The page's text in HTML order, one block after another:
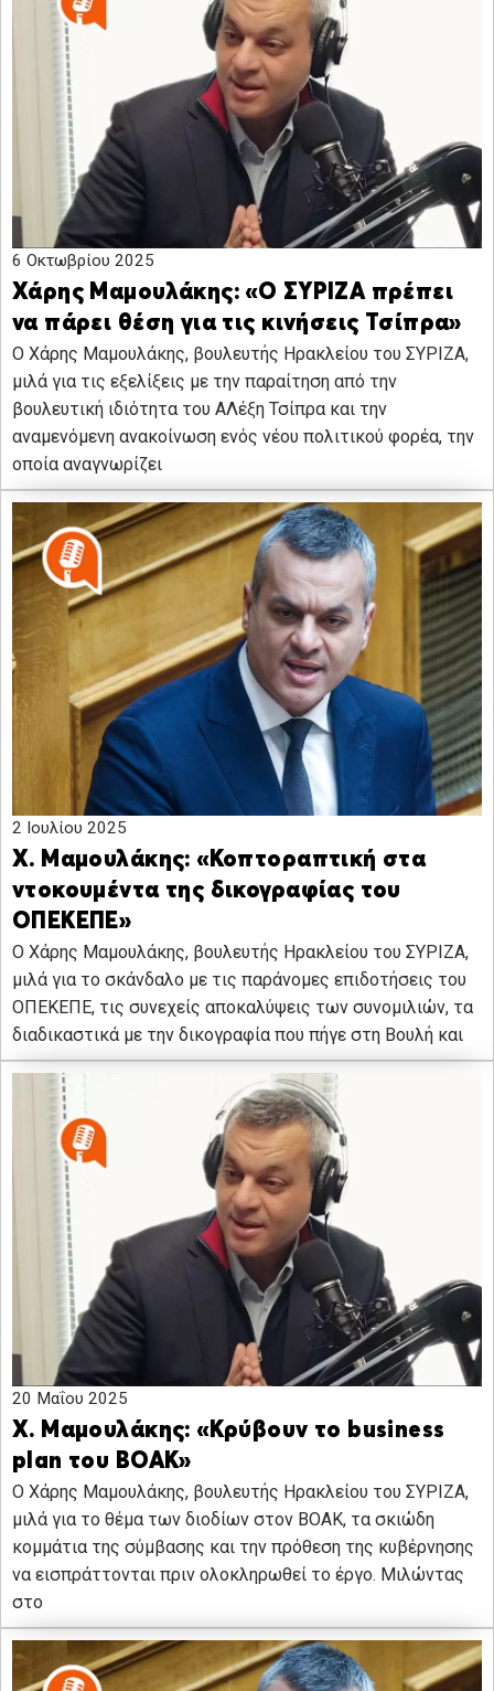
6 Οκτωβρίου 2025
Χάρης Μαμουλάκης: «Ο ΣΥΡΙΖΑ πρέπει
να πάρει θέση για τις κινήσεις Τσίπρα»
Ο Χάρης Μαμουλάκης, βουλευτής Ηρακλείου του ΣΥΡΙΖΑ,
μιλά για τις εξελίξεις με την παραίτηση από την
βουλευτική ιδιότητα του ΑΛέξη Τσίπρα και την
αναμενόμενη ανακοίνωση ενός νέου πολιτικού φορέα, την
οποία αναγνωρίζει
2 Ιουλίου 2025
Χ. Μαμουλάκης: «Κοπτοραπτική στα
ντοκουμέντα της δικογραφίας του
ΟΠΕΚΕΠΕ»
O Χάρης Μαμουλάκης, βουλευτής Ηρακλείου του ΣΥΡΙΖΑ,
μιλά για το σκάνδαλο με τις παράνομες επιδοτήσεις του
ΟΠΕΚΕΠΕ, τις συνεχείς αποκαλύψεις των συνομιλιών, τα
διαδικαστικά με την δικογραφία που πήγε στη Βουλή και
20 Μαΐου 2025
Χ. Μαμουλάκης: «Κρύβουν το business
plan του ΒΟΑΚ»
Ο Χάρης Μαμουλάκης, βουλευτής Ηρακλείου του ΣΥΡΙΖΑ,
μιλά για το θέμα των διοδίων στον ΒΟΑΚ, τα σκιώδη
κομμάτια της σύμβασης και την πρόθεση της κυβέρνησης
να εισπράττονται πριν ολοκληρωθεί το έργο. Μιλώντας
στο